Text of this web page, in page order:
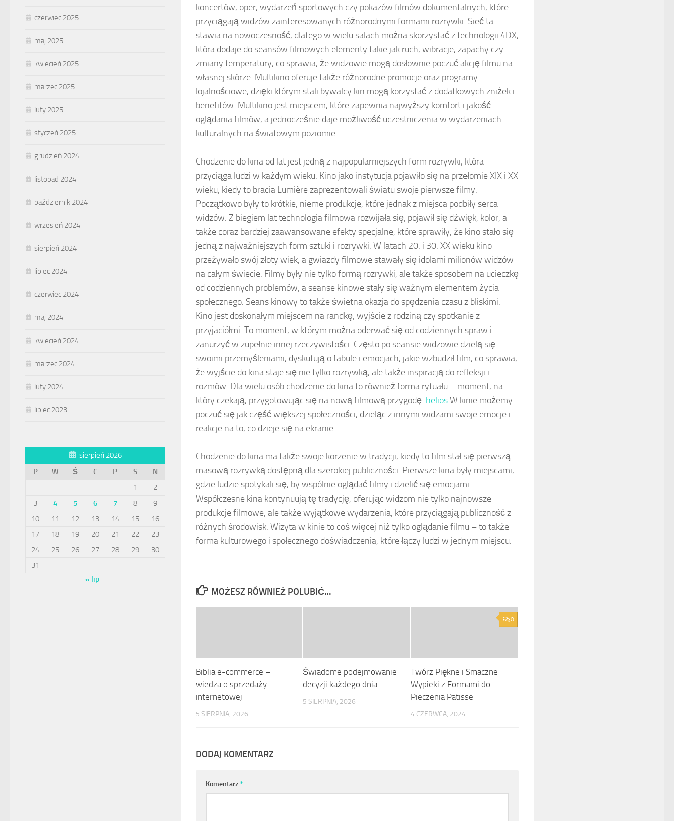
koncertów, oper, wydarzeń sportowych czy pokazów filmów dokumentalnych, które
przyciągają widzów zainteresowanych różnorodnymi formami rozrywki. Sieć ta
stawia na nowoczesność, dlatego w wielu salach można skorzystać z technologii 4DX,
która dodaje do seansów filmowych elementy takie jak ruch, wibracje, zapachy czy
zmiany temperatury, co sprawia, że widzowie mogą dosłownie poczuć akcję filmu na
własnej skórze. Multikino oferuje także różnorodne promocje oraz programy
lojalnościowe, dzięki którym stali bywalcy kin mogą korzystać z dodatkowych zniżek i
benefitów. Multikino jest miejscem, które zapewnia najwyższy komfort i jakość
oglądania filmów, a jednocześnie daje możliwość uczestniczenia w wydarzeniach
kulturalnych na światowym poziomie.
Chodzenie do kina od lat jest jedną z najpopularniejszych form rozrywki, która
przyciąga ludzi w każdym wieku. Kino jako instytucja pojawiło się na przełomie XIX i XX
wieku, kiedy to bracia Lumière zaprezentowali światu swoje pierwsze filmy.
Początkowo były to krótkie, nieme produkcje, które jednak z miejsca podbiły serca
widzów. Z biegiem lat technologia filmowa rozwijała się, pojawił się dźwięk, kolor, a
także coraz bardziej zaawansowane efekty specjalne, które sprawiły, że kino stało się
jedną z najważniejszych form sztuki i rozrywki. W latach 20. i 30. XX wieku kino
przeżywało swój złoty wiek, a gwiazdy filmowe stawały się idolami milionów widzów
na całym świecie. Filmy były nie tylko formą rozrywki, ale także sposobem na ucieczkę
od codziennych problemów, a seanse kinowe stały się ważnym elementem życia
społecznego. Seans kinowy to także świetna okazja do spędzenia czasu z bliskimi.
Kino jest doskonałym miejscem na randkę, wyjście z rodziną czy spotkanie z
przyjaciółmi. To moment, w którym można oderwać się od codziennych spraw i
zanurzyć w zupełnie innej rzeczywistości. Często po seansie widzowie dzielą się
swoimi przemyśleniami, dyskutują o fabule i emocjach, jakie wzbudził film, co sprawia,
że wyjście do kina staje się nie tylko rozrywką, ale także inspiracją do refleksji i
rozmów. Dla wielu osób chodzenie do kina to również forma rytuału – moment, na
który czekają, przygotowując się na nową filmową przygodę. heliosW kinie możemy
poczuć się jak część większej społeczności, dzieląc z innymi widzami swoje emocje i
reakcje na to, co dzieje się na ekranie.
Chodzenie do kina ma także swoje korzenie w tradycji, kiedy to film stał się pierwszą
masową rozrywką dostępną dla szerokiej publiczności. Pierwsze kina były miejscami,
gdzie ludzie spotykali się, by wspólnie oglądać filmy i dzielić się emocjami.
Współczesne kina kontynuują tę tradycję, oferując widzom nie tylko najnowsze
produkcje filmowe, ale także wyjątkowe wydarzenia, które przyciągają publiczność z
różnych środowisk. Wizyta w kinie to coś więcej niż tylko oglądanie filmu – to także
forma kulturowego i społecznego doświadczenia, które łączy ludzi w jednym miejscu.
MOŻESZ RÓWNIEŻ POLUBIĆ…
Biblia e-commerce –
wiedza o sprzedaży
internetowej
5 SIERPNIA, 2026
Świadome podejmowanie
decyzji każdego dnia
5 SIERPNIA, 2026
0
Twórz Piękne i Smaczne
Wypieki z Formami do
Pieczenia Patisse
4 CZERWCA, 2024
DODAJ KOMENTARZ
Komentarz*
czerwiec 2025
maj 2025
kwiecień 2025
marzec 2025
luty 2025
styczeń 2025
grudzień 2024
listopad 2024
październik 2024
wrzesień 2024
sierpień 2024
lipiec 2024
czerwiec 2024
maj 2024
kwiecień 2024
marzec 2024
luty 2024
lipiec 2023
sierpień 2026
P
W Ś C P S
N
1
2
3
4 5 6 7 8
9
10
11 12 13 14 15
16
17
18 19 20 21 22
23
24
25 26 27 28 29
30
31
« lip